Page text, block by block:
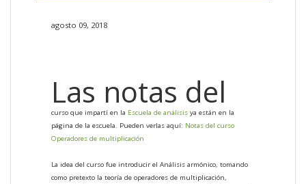
agosto 09, 2018
Las notas del
curso que impartí en la Escuela de análisis ya están en la
página de la escuela. Pueden verlas aquí: Notas del curso
Operadores de multiplicación
La idea del curso fue introducir el Análisis armónico, tomando
como pretexto la teoría de operadores de multiplicación,